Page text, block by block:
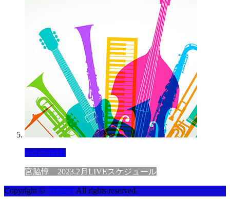
ライブ情報
宮脇惇 2023.2月LIVEスケジュール
Copyright © 宮脇惇 All rights reserved.